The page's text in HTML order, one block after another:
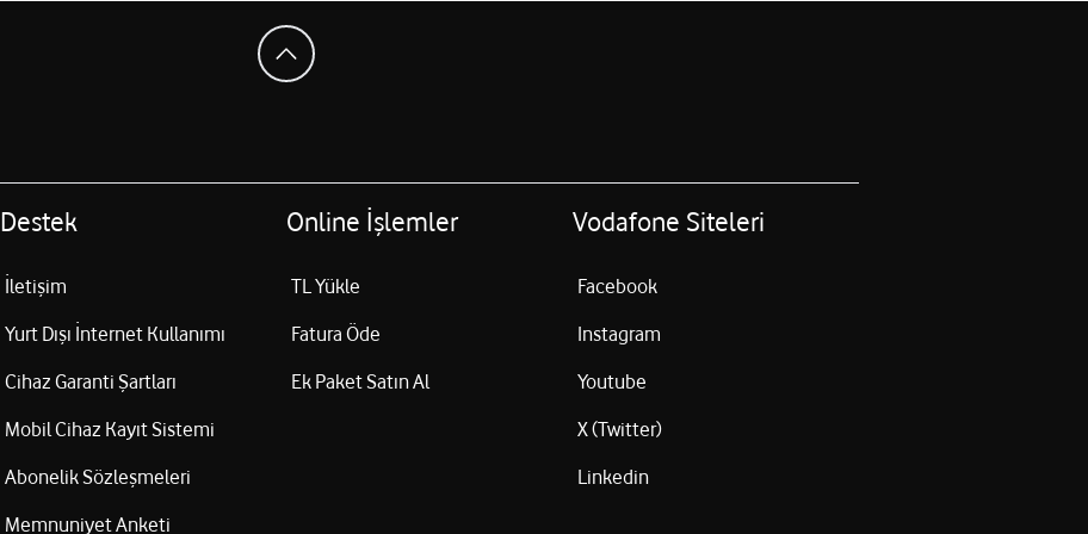
Destek
İletişim
Yurt Dışı İnternet Kullanımı
Cihaz Garanti Şartları
Mobil Cihaz Kayıt Sistemi
Abonelik Sözleşmeleri
Memnuniyet Anketi
Online İşlemler
TL Yükle
Fatura Öde
Ek Paket Satın Al
Vodafone Siteleri
Facebook
Instagram
Youtube
X (Twitter)
Linkedin